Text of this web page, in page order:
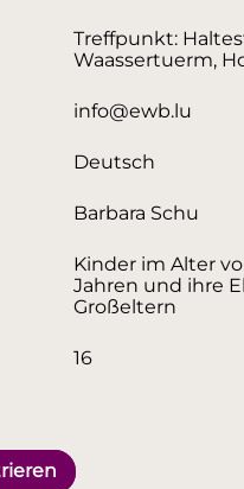
Treffpunkt:
Waassertuerm,
info@ewb.lu
Deutsch
Barbara Schu
Kinder im Alter
Jahren und ihre
Großeltern
16